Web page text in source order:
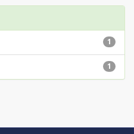
1
1